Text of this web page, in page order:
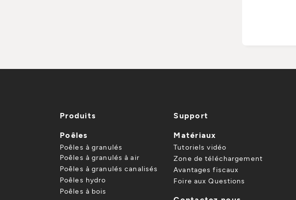
Produits
Poêles
Poêles à granulés
Poêles à granulés à air
Poêles à granulés canalisés
Poêles hydro
Poêles à bois
Support
Matériaux
Tutoriels vidéo
Zone de téléchargement
Avantages fiscaux
Foire aux Questions